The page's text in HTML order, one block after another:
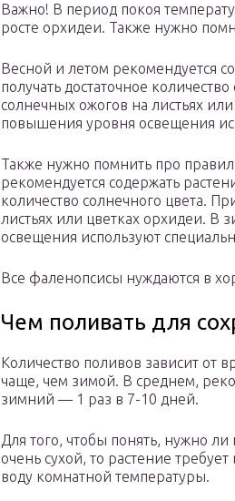
Важно! В период покоя
росте орхидеи. Также нужно
Весной и летом рекомендуется
получать достаточное
солнечных ожогов на листьях
повышения уровня освещения
Также нужно помнить про
рекомендуется содержать
количество солнечного цвета.
листьях или цветках орхидеи.
освещения используют
Все фаленопсисы нуждаются в
Чем поливать для
Количество поливов зависит от
чаще, чем зимой. В среднем,
зимний — 1 раз в 7-10 дней.
Для того, чтобы понять, нужно ли
очень сухой, то растение
воду комнатной температуры.